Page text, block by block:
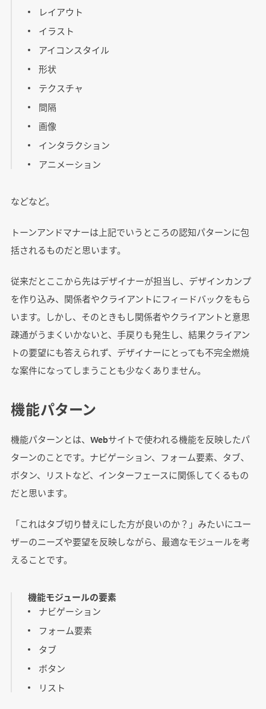
レイアウト
イラスト
アイコンスタイル
形状
テクスチャ
間隔
画像
インタラクション
アニメーション
などなど。
トーンアンドマナーは上記でいうところの認知パターンに包
括されるものだと思います。
従来だとここから先はデザイナーが担当し、デザインカンプ
を作り込み、関係者やクライアントにフィードバックをもら
います。しかし、そのときもし関係者やクライアントと意思
疎通がうまくいかないと、手戻りも発生し、結果クライアン
トの要望にも答えられず、デザイナーにとっても不完全燃焼
な案件になってしまうことも少なくありません。
機能パターン
機能パターンとは、Webサイトで使われる機能を反映したパ
ターンのことです。ナビゲーション、フォーム要素、タブ、
ボタン、リストなど、インターフェースに関係してくるもの
だと思います。
「これはタブ切り替えにした方が良いのか？」みたいにユー
ザーのニーズや要望を反映しながら、最適なモジュールを考
えることです。
機能モジュールの要素
ナビゲーション
フォーム要素
タブ
ボタン
リスト